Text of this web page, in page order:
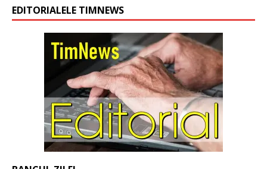
EDITORIALELE TIMNEWS